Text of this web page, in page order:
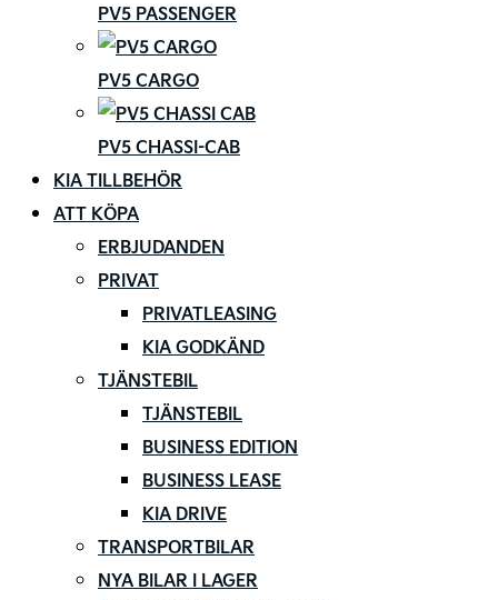
PV5 PASSENGER
PV5 CARGO
PV5 CHASSI-CAB
KIA TILLBEHÖR
ATT KÖPA
ERBJUDANDEN
PRIVAT
PRIVATLEASING
KIA GODKÄND
TJÄNSTEBIL
TJÄNSTEBIL
BUSINESS EDITION
BUSINESS LEASE
KIA DRIVE
TRANSPORTBILAR
NYA BILAR I LAGER